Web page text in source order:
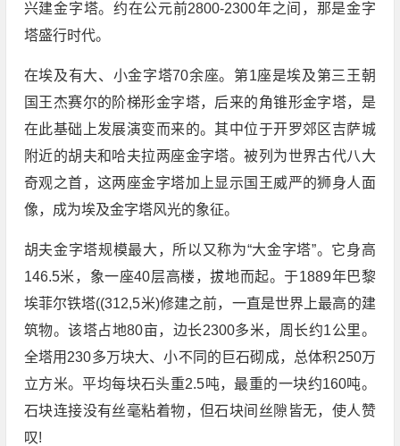
兴建金字塔。约在公元前2800-2300年之间，那是金字
塔盛行时代。
在埃及有大、小金字塔70余座。第1座是埃及第三王朝
国王杰赛尔的阶梯形金字塔，后来的角锥形金字塔，是
在此基础上发展演变而来的。其中位于开罗郊区吉萨城
附近的胡夫和哈夫拉两座金字塔。被列为世界古代八大
奇观之首，这两座金字塔加上显示国王威严的狮身人面
像，成为埃及金字塔风光的象征。
胡夫金字塔规模最大，所以又称为“大金字塔”。它身高
146.5米，象一座40层高楼，拔地而起。于1889年巴黎
埃菲尔铁塔((312,5米)修建之前，一直是世界上最高的建
筑物。该塔占地80亩，边长2300多米，周长约1公里。
全塔用230多万块大、小不同的巨石砌成，总体积250万
立方米。平均每块石头重2.5吨，最重的一块约160吨。
石块连接没有丝毫粘着物，但石块间丝隙皆无，使人赞
叹!